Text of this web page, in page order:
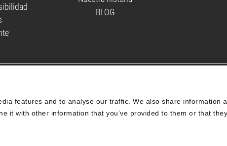
features and to analyse our traffic. We also share information
it with other information that you’ve provided to them or that
BLOG